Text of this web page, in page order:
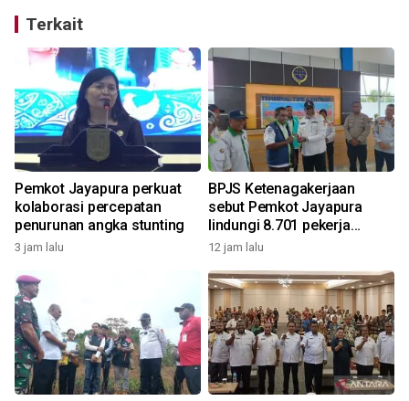
Terkait
Pemkot Jayapura perkuat
kolaborasi percepatan
penurunan angka stunting
3 jam lalu
BPJS Ketenagakerjaan
sebut Pemkot Jayapura
lindungi 8.701 pekerja
rentan
12 jam lalu